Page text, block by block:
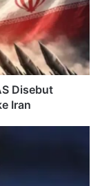
Disebut
Iran